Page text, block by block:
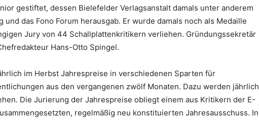
gestiftet, dessen Bielefelder Verlagsanstalt damals unter anderem
und das Fono Forum herausgab. Er wurde damals noch als Medaille
Jury von 44 Schallplattenkritikern verliehen. Gründungssekretär
Hans-Otto Spingel.
im Herbst Jahrespreise in verschiedenen Sparten für
aus den vergangenen zwölf Monaten. Dazu werden jährlich
Die Jurierung der Jahrespreise obliegt einem aus Kritikern der E-
regelmäßig neu konstituierten Jahresausschuss. In